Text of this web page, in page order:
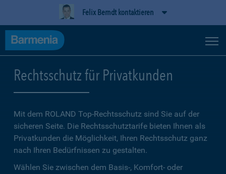
Felix Berndt kontaktieren
Rechtsschutz für Privatkunden
Mit dem ROLAND Top-Rechtsschutz sind Sie auf der
sicheren Seite. Die Rechtsschutztarife bieten Ihnen als
Privatkunden die Möglichkeit, Ihren Rechtsschutz ganz
nach Ihren Bedürfnissen zu gestalten.
Wählen Sie zwischen dem Basis-, Komfort- oder